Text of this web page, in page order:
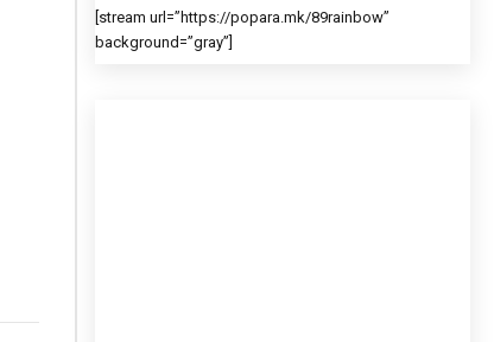
[stream url=”https://popara.mk/89rainbow”
background=”gray”]